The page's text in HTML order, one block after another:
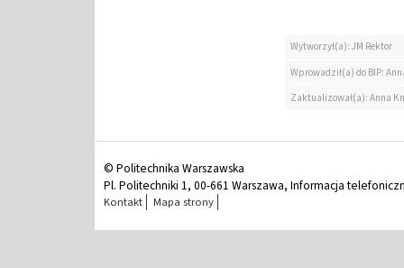
Wytworzył(a): JM Rektor
Wprowadził(a) do BIP:
Zaktualizował(a): Anna
© Politechnika Warszawska
Pl. Politechniki 1, 00-661 Warszawa, Informacja
Kontakt Mapa strony